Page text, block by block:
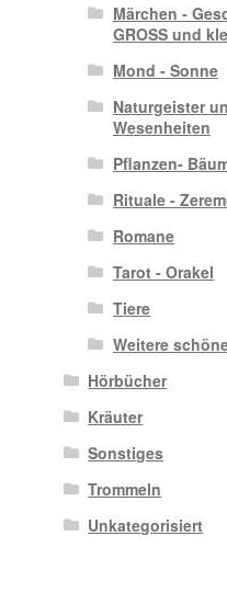
Märchen -
GROSS und
Mond - Sonne
Naturgeister
Wesenheiten
Pflanzen-
Rituale -
Romane
Tarot - Orakel
Tiere
Weitere
Hörbücher
Kräuter
Sonstiges
Trommeln
Unkategorisiert